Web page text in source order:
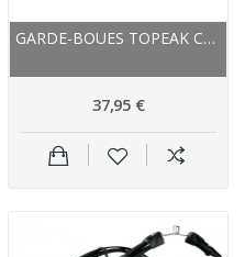
GARDE-BOUES TOPEAK COURSE AVANT+ARRIÈRE...
37,95 €